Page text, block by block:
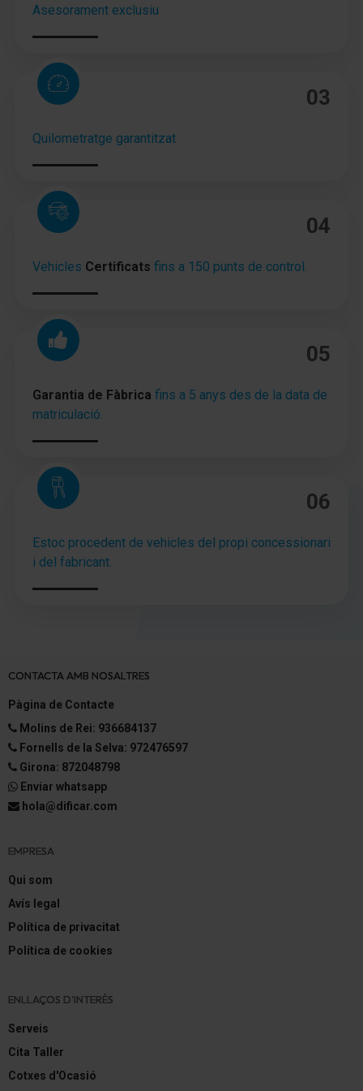
Reposabrazos central delante practicable
Cubierta del maletero / Persiana
Aire acondicionado
Climatizador automático 2-zonas
tapicería asientos: Tela
Asiento delante izquierda regulable en altura
Asiento delante derecha regulable en altura
Bolsas portaobjetos en respaldo asientos delant.
Soporte lumbar Asiento delante izquierda,
Respaldo del asiento trasero dividido/abatible
Acceso al maletero
Elevalunas eléctric. delante + detrás
Elevalunas eléctric. con Protección de
aplastamiento
Agarraderos de la puerta inter. Cromado
Botón-start-stop
Moldura cromada)
Asesorament exclusiu
03
Quilometratge garantitzat
04
Vehicles Certificats fins a 150 punts de control.
05
Garantia de Fàbrica fins a 5 anys des de la data de
matriculació.
06
Estoc procedent de vehicles del propi concessionari
i del fabricant.
CONTACTA AMB NOSALTRES
Pàgina de Contacte
Molins de Rei: 936684137
Fornells de la Selva: 972476597
Girona: 872048798
Enviar whatsapp
hola@dificar.com
EMPRESA
Qui som
Avís legal
Política de privacitat
Política de cookies
ENLLAÇOS D'INTERÉS
Serveis
Cita Taller
Cotxes d'Ocasió